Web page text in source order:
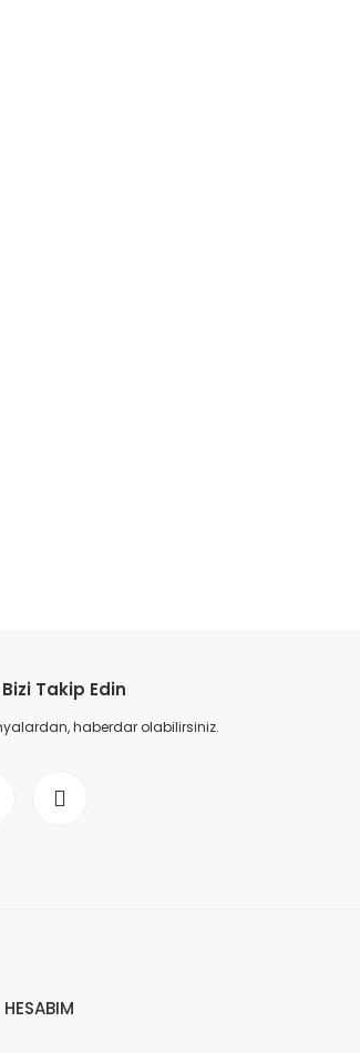
Takip Edin
haberdar olabilirsiniz.
HESABIM